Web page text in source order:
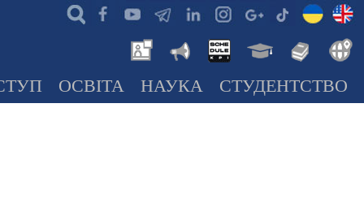
ОСВІТА НАУКА СТУДЕНТСТВО